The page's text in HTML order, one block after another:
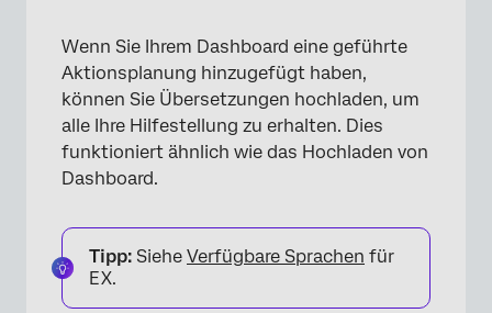
Wenn Sie Ihrem Dashboard eine geführte
Aktionsplanung hinzugefügt haben,
können Sie Übersetzungen hochladen, um
alle Ihre Hilfestellung zu erhalten. Dies
funktioniert ähnlich wie das Hochladen von
Dashboard.
Tipp: Siehe Verfügbare Sprachen für
EX.